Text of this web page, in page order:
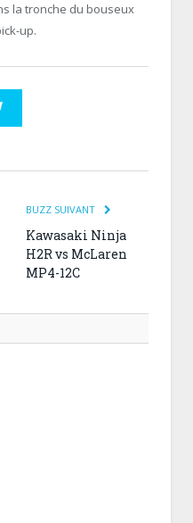
la tronche du bouseux
up.
BUZZ SUIVANT
Kawasaki Ninja
H2R vs McLaren
MP4-12C